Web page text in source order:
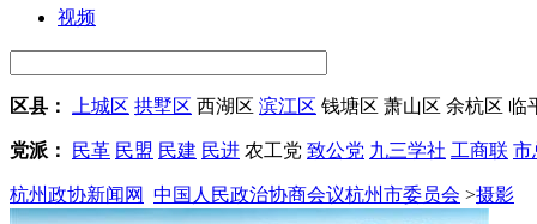
视频
区县： 上城区 拱墅区 西湖区 滨江区 钱塘区 萧山区 余杭区 临
党派： 民革 民盟 民建 民进 农工党 致公党 九三学社 工商联 市
杭州政协新闻网 中国人民政治协商会议杭州市委员会 >摄影